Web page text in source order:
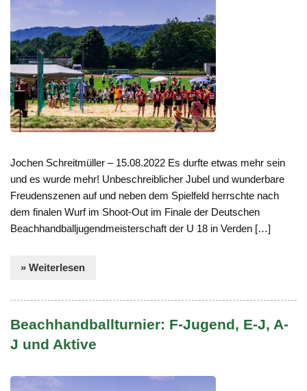
Jochen Schreitmüller – 15.08.2022 Es durfte etwas mehr sein
und es wurde mehr! Unbeschreiblicher Jubel und wunderbare
Freudenszenen auf und neben dem Spielfeld herrschte nach
dem finalen Wurf im Shoot-Out im Finale der Deutschen
Beachhandballjugendmeisterschaft der U 18 in Verden […]
» Weiterlesen
Beachhandballturnier: F-Jugend, E-J, A-
J und Aktive